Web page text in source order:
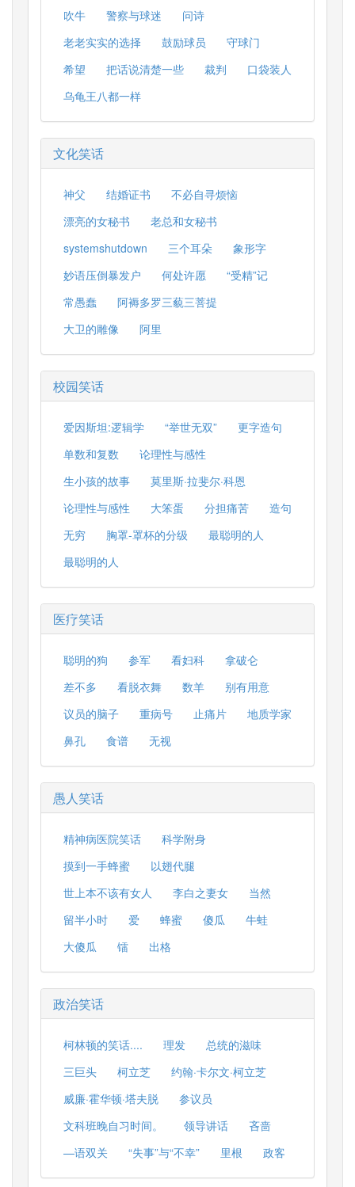
吹牛 警察与球迷
问诗
老老实实的选择
鼓励球员
守球门
希望
把话说清楚一些 裁判
口袋装人
乌龟王八都一样
文化笑话
神父 结婚证书
不必自寻烦恼
漂亮的女秘书
老总和女秘书
systemshutdown
三个耳朵
象形字
妙语压倒暴发户
何处许愿
“受精”记
常愚蠢
阿褥多罗三藐三菩提
大卫的雕像
阿里
校园笑话
爱因斯坦:逻辑学 “举世无双”
更字造句
单数和复数
论理性与感性
生小孩的故事
莫里斯·拉斐尔·科恩
论理性与感性
大笨蛋 分担痛苦
造句
无穷
胸罩-罩杯的分级
最聪明的人
最聪明的人
医疗笑话
聪明的狗 参军 看妇科
拿破仑
差不多
看脱衣舞 数羊
别有用意
议员的脑子
重病号 止痛片
地质学家
鼻孔
食谱 无视
愚人笑话
精神病医院笑话
科学附身
摸到一手蜂蜜
以翅代腿
世上本不该有女人
李白之妻女
当然
留半小时
爱 蜂蜜 傻瓜
牛蛙
大傻瓜
镭 出格
政治笑话
柯林顿的笑话.... 理发
总统的滋味
三巨头
柯立芝
约翰·卡尔文·柯立芝
威廉·霍华顿·塔夫脱
参议员
文科班晚自习时间。
领导讲话
吝啬
—语双关
“失事”与“不幸” 里根 政客